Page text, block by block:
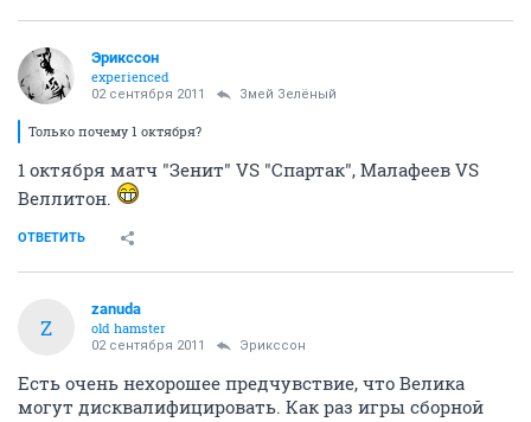
Эрикссон
experienced
02 сентября 2011 Змей Зелёный
Только почему 1 октября?
1 октября матч "Зенит" VS "Спартак", Малафеев VS
Веллитон.
ОТВЕТИТЬ
Z
zanuda
old hamster
02 сентября 2011 Эрикссон
Есть очень нехорошее предчувствие, что Велика
могут дисквалифицировать. Как раз игры сборной